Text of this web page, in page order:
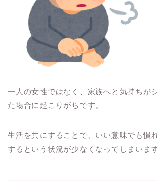
一人の女性ではなく、家族へと気持ちが
た場合に起こりがちです。
生活を共にすることで、いい意味でも慣
するという状況が少なくなってしまいます